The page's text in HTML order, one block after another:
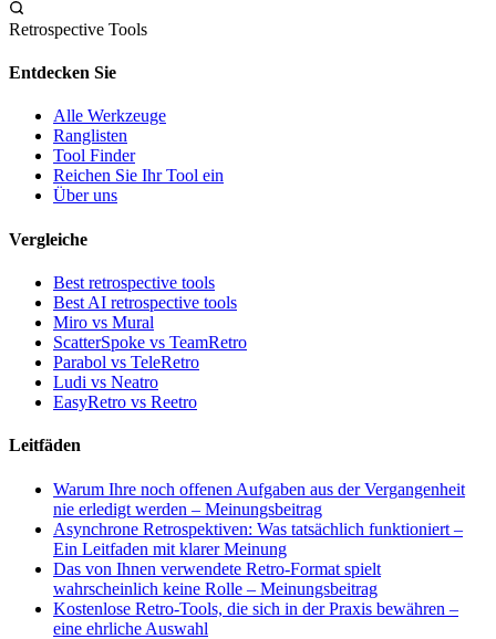
Retrospective Tools
Entdecken Sie
Alle Werkzeuge
Ranglisten
Tool Finder
Reichen Sie Ihr Tool ein
Über uns
Vergleiche
Best retrospective tools
Best AI retrospective tools
Miro vs Mural
ScatterSpoke vs TeamRetro
Parabol vs TeleRetro
Ludi vs Neatro
EasyRetro vs Reetro
Leitfäden
Warum Ihre noch offenen Aufgaben aus der Vergangenheit
nie erledigt werden – Meinungsbeitrag
Asynchrone Retrospektiven: Was tatsächlich funktioniert –
Ein Leitfaden mit klarer Meinung
Das von Ihnen verwendete Retro-Format spielt
wahrscheinlich keine Rolle – Meinungsbeitrag
Kostenlose Retro-Tools, die sich in der Praxis bewähren –
eine ehrliche Auswahl